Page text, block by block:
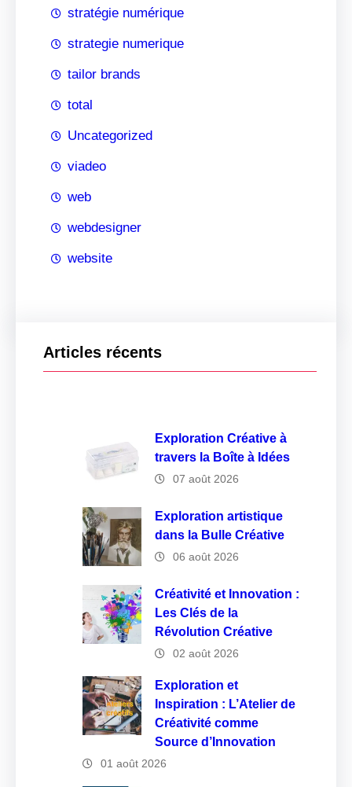
stratégie numérique
strategie numerique
tailor brands
total
Uncategorized
viadeo
web
webdesigner
website
Articles récents
Exploration Créative à
travers la Boîte à Idées
07 août 2026
Exploration artistique
dans la Bulle Créative
06 août 2026
Créativité et Innovation :
Les Clés de la
Révolution Créative
02 août 2026
Exploration et
Inspiration : L’Atelier de
Créativité comme
Source d’Innovation
01 août 2026